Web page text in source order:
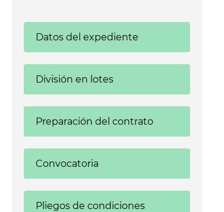
Datos del expediente
División en lotes
Preparación del contrato
Convocatoria
Pliegos de condiciones